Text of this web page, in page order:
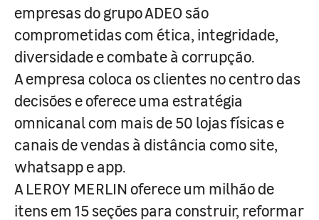
empresas do grupo ADEO são
comprometidas com ética, integridade,
diversidade e combate à corrupção.
A empresa coloca os clientes no centro das
decisões e oferece uma estratégia
omnicanal com mais de 50 lojas físicas e
canais de vendas à distância como site,
whatsapp e app.
A LEROY MERLIN oferece um milhão de
itens em 15 seções para construir, reformar